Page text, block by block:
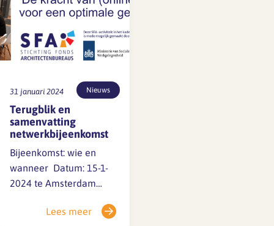
31 januari 2024 Nieuws
Terugblik en
samenvatting
netwerkbijeenkomst
Bijeenkomst: wie en
wanneer Datum: 15-1-
2024 te Amsterdam
15 personen Grootte
Lees meer